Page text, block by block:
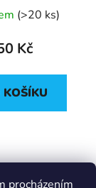
procházením
(>20 ks)
Kč